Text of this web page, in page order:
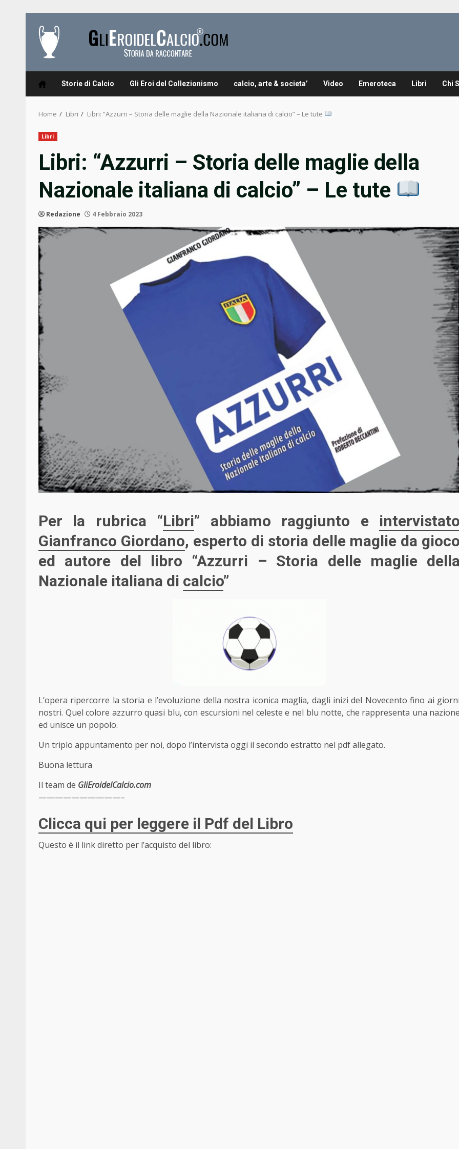
content
Storie di Calcio Gli Eroi del Collezionismo calcio, arte & societa’ Video Emeroteca Libri Chi
Home Libri Libri: “Azzurri – Storia delle maglie della Nazionale italiana di calcio” – Le tute
Libri
Libri: “Azzurri – Storia delle maglie della
Nazionale italiana di calcio” – Le tute
Redazione 4 Febbraio 2023
Per la rubrica “Libri” abbiamo raggiunto e
Gianfranco Giordano, esperto di storia delle maglie da
ed autore del libro “Azzurri – Storia delle maglie
Nazionale italiana di calcio”
L’opera ripercorre la storia e l’evoluzione della nostra iconica maglia, dagli inizi del Novecento fino ai
nostri. Quel colore azzurro quasi blu, con escursioni nel celeste e nel blu notte, che rappresenta una
ed unisce un popolo.
Un triplo appuntamento per noi, dopo l’intervista oggi il secondo estratto nel pdf allegato.
Buona lettura
Il team de GliEroidelCalcio.com
——————————–
Clicca qui per leggere il Pdf del Libro
Questo è il link diretto per l’acquisto del libro: